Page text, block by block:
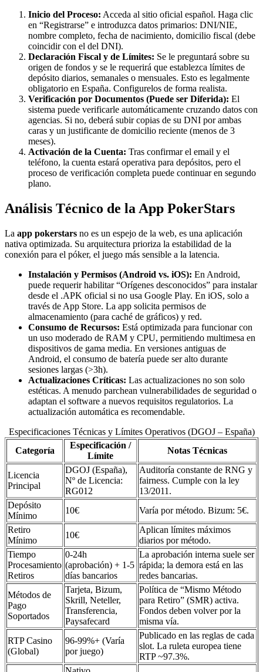
Inicio del Proceso: Acceda al sitio oficial español. Haga clic
en “Registrarse” e introduzca datos primarios: DNI/NIE,
nombre completo, fecha de nacimiento, domicilio fiscal (debe
coincidir con el del DNI).
Declaración Fiscal y de Límites: Se le preguntará sobre su
origen de fondos y se le requerirá que establezca límites de
depósito diarios, semanales o mensuales. Esto es legalmente
obligatorio en España. Configurelos de forma realista.
Verificación por Documentos (Puede ser Diferida): El
sistema puede verificarle automáticamente cruzando datos con
agencias. Si no, deberá subir copias de su DNI por ambas
caras y un justificante de domicilio reciente (menos de 3
meses).
Activación de la Cuenta: Tras confirmar el email y el
teléfono, la cuenta estará operativa para depósitos, pero el
proceso de verificación completa puede continuar en segundo
plano.
Análisis Técnico de la App PokerStars
La app pokerstars no es un espejo de la web, es una aplicación
nativa optimizada. Su arquitectura prioriza la estabilidad de la
conexión para el póker, el juego más sensible a la latencia.
Instalación y Permisos (Android vs. iOS): En Android,
puede requerir habilitar “Orígenes desconocidos” para instalar
desde el .APK oficial si no usa Google Play. En iOS, solo a
través de App Store. La app solicita permisos de
almacenamiento (para caché de gráficos) y red.
Consumo de Recursos: Está optimizada para funcionar con
un uso moderado de RAM y CPU, permitiendo multimesa en
dispositivos de gama media. En versiones antiguas de
Android, el consumo de batería puede ser alto durante
sesiones largas (>3h).
Actualizaciones Críticas: Las actualizaciones no son solo
estéticas. A menudo parchean vulnerabilidades de seguridad o
adaptan el software a nuevos requisitos regulatorios. La
actualización automática es recomendable.
Especificaciones Técnicas y Límites Operativos (DGOJ – España)
Categoría
Especificación /
Límite
Notas Técnicas
Licencia
Principal
DGOJ (España),
Nº de Licencia:
RG012
Auditoría constante de RNG y
fairness. Cumple con la ley
13/2011.
Depósito
Mínimo
10€
Varía por método. Bizum: 5€.
Retiro
Mínimo
10€
Aplican límites máximos
diarios por método.
Tiempo
Procesamiento
Retiros
0-24h
(aprobación) + 1-5
días bancarios
La aprobación interna suele ser
rápida; la demora está en las
redes bancarias.
Métodos de
Pago
Soportados
Tarjeta, Bizum,
Skrill, Neteller,
Transferencia,
Paysafecard
Política de “Mismo Método
para Retiro” (SMR) activa.
Fondos deben volver por la
misma vía.
RTP Casino
(Global)
96-99%+ (Varía
por juego)
Publicado en las reglas de cada
slot. La ruleta europea tiene
RTP ~97.3%.